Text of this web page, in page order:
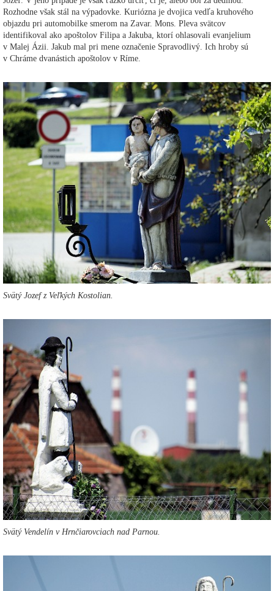
Rozhodne však stál na výpadovke. Kuriózna je dvojica vedľa kruhového
objazdu pri automobilke smerom na Zavar. Mons. Pleva svätcov
identifikoval ako apoštolov Filipa a Jakuba, ktorí ohlasovali evanjelium
v Malej Ázii. Jakub mal pri mene označenie Spravodlivý. Ich hroby sú
v Chráme dvanástich apoštolov v Ríme.
Svätý Jozef z Veľkých Kostolian.
Svätý Vendelín v Hrnčiarovciach nad Parnou.